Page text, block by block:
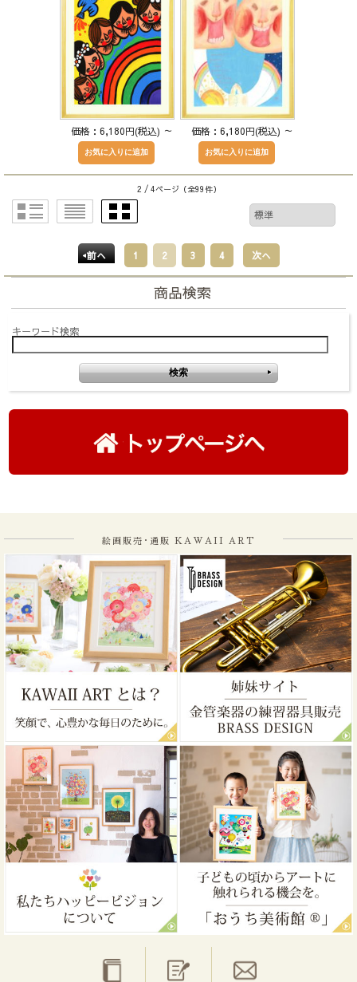
価格：6,180円(税込) ～ 価格：6,180円(税込) ～
2 / 4ページ （全99件）
前へ 1 2 3 4 次へ
商品検索
キーワード検索
絵画販売･通販 KAWAII ART